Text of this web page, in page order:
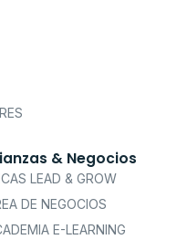
& Negocios
LEAD & GROW
DE NEGOCIOS
E-LEARNING